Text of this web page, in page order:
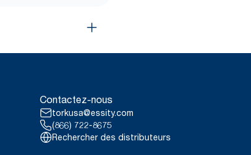
Contactez-nous
torkusa@essity.com
(866) 722-8675
Rechercher des distributeurs